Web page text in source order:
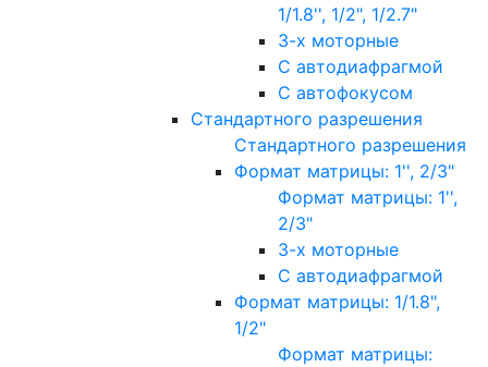
1/1.8'', 1/2", 1/2.7"
3-х моторные
С автодиафрагмой
С автофокусом
Стандартного разрешения
Стандартного разрешения
Формат матрицы: 1'', 2/3"
Формат матрицы: 1'',
2/3"
3-х моторные
С автодиафрагмой
Формат матрицы: 1/1.8",
1/2"
Формат матрицы: